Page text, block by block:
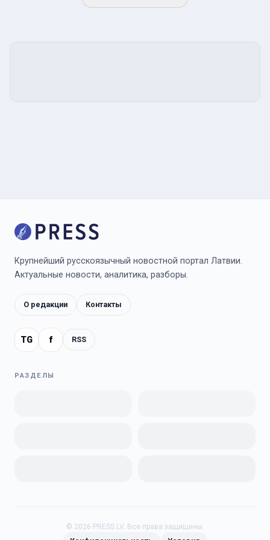
Крупнейший русскоязычный новостной портал Латвии.
Актуальные новости, аналитика, разборы.
О редакции Контакты
TG f RSS
РАЗДЕЛЫ
© 2026 PRESS.LV. Все права защищены.